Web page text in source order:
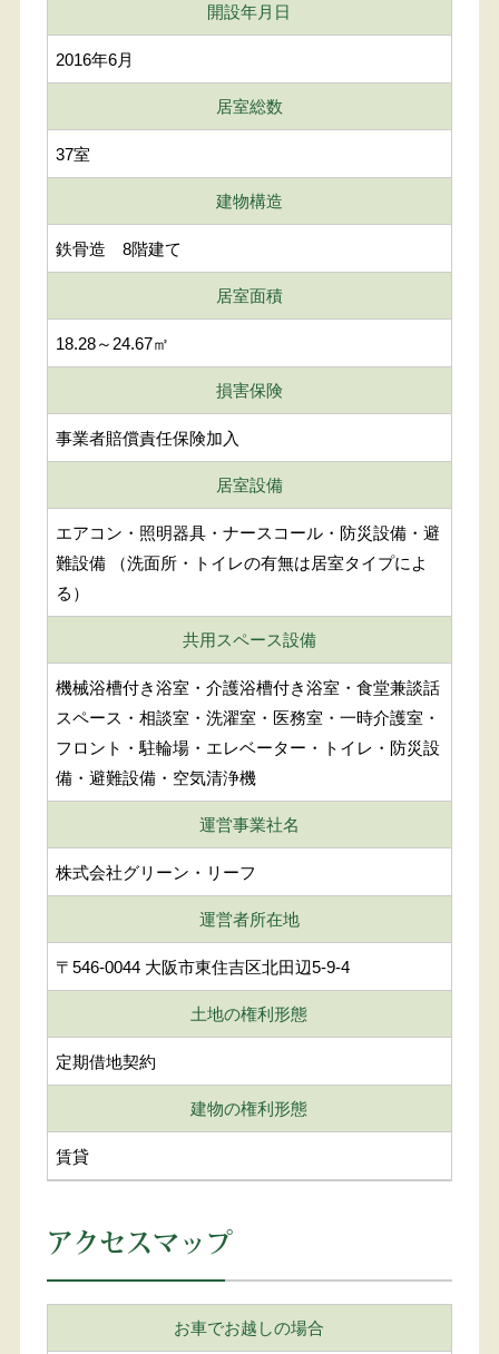
開設年月日
2016年6月
居室総数
37室
建物構造
鉄骨造 8階建て
居室面積
18.28～24.67㎡
損害保険
事業者賠償責任保険加入
居室設備
エアコン・照明器具・ナースコール・防災設備・避
難設備 （洗面所・トイレの有無は居室タイプによ
る）
共用スペース設備
機械浴槽付き浴室・介護浴槽付き浴室・食堂兼談話
スペース・相談室・洗濯室・医務室・一時介護室・
フロント・駐輪場・エレベーター・トイレ・防災設
備・避難設備・空気清浄機
運営事業社名
株式会社グリーン・リーフ
運営者所在地
〒546-0044 大阪市東住吉区北田辺5-9-4
土地の権利形態
定期借地契約
建物の権利形態
賃貸
アクセスマップ
お車でお越しの場合